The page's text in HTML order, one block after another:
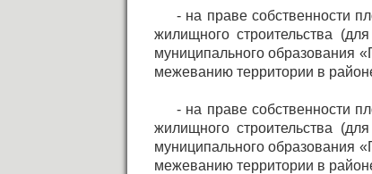
- на праве собственности
жилищного строительства
муниципального образования
межеванию территории в
- на праве собственности
жилищного строительства
муниципального образования
межеванию территории в